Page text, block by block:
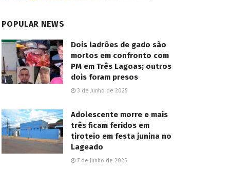
POPULAR NEWS
Dois ladrões de gado são
mortos em confronto com
PM em Três Lagoas; outros
dois foram presos
3 de Junho de 2025
Adolescente morre e mais
três ficam feridos em
tiroteio em festa junina no
Lageado
7 de Junho de 2025